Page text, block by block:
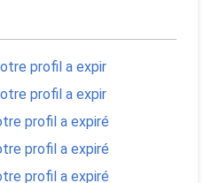
profil a expir
profil a expir
profil a expiré
profil a expiré
profil a expiré